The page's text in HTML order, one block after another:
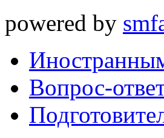
powered by
Вопрос-